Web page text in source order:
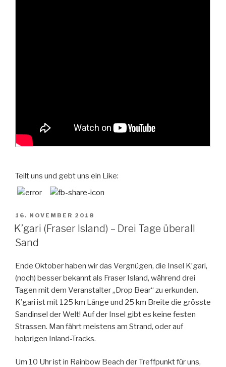
Teilt uns und gebt uns ein Like:
VERÖFFENTLICHT
AM
16. NOVEMBER 2018
K’gari (Fraser Island) – Drei Tage überall
Sand
Ende Oktober haben wir das Vergnügen, die Insel K’gari,
(noch) besser bekannt als Fraser Island, während drei
Tagen mit dem Veranstalter „Drop Bear“ zu erkunden.
K’gari ist mit 125 km Länge und 25 km Breite die grösste
Sandinsel der Welt! Auf der Insel gibt es keine festen
Strassen. Man fährt meistens am Strand, oder auf
holprigen Inland-Tracks.
Um 10 Uhr ist in Rainbow Beach der Treffpunkt für uns,